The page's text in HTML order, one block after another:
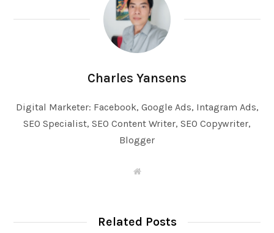
Charles Yansens
Digital Marketer: Facebook, Google Ads, Intagram Ads,
SEO Specialist, SEO Content Writer, SEO Copywriter,
Blogger
W
Related Posts